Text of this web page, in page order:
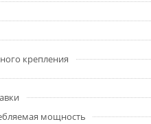
крепления
мощность